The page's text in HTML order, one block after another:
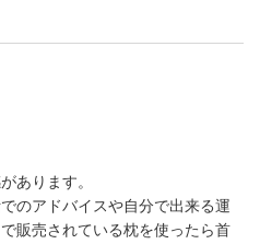
あります。
のアドバイスや自分で出来る運
販売されている枕を使ったら首